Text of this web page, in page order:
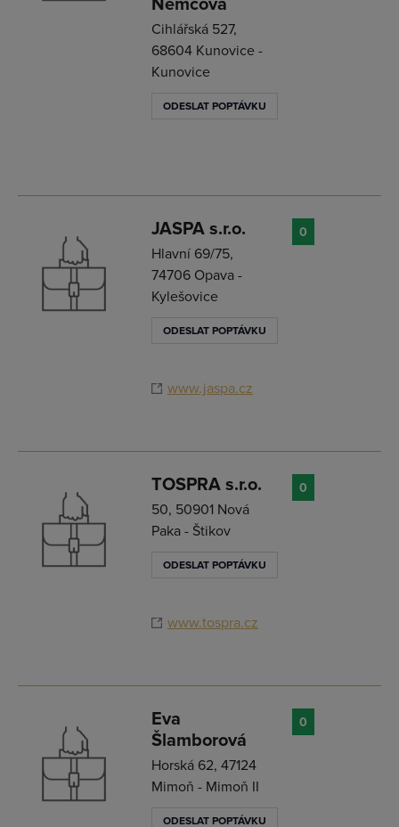
Němcová
Cihlářská 527,
68604 Kunovice -
Kunovice
ODESLAT POPTÁVKU
JASPA s.r.o.
Hlavní 69/75,
74706 Opava -
Kylešovice
ODESLAT POPTÁVKU
www.jaspa.cz
0
TOSPRA s.r.o.
50, 50901 Nová
Paka - Štikov
ODESLAT POPTÁVKU
www.tospra.cz
0
Eva
Šlamborová
Horská 62, 47124
Mimoň - Mimoň II
ODESLAT POPTÁVKU
0